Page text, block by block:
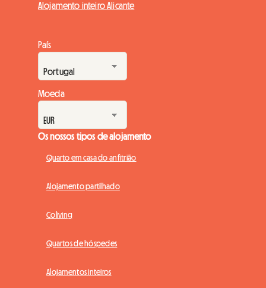
Alojamento inteiro Alicante
País
Moeda
Os nossos tipos de alojamento
Quarto em casa do anfitrião
Alojamento partilhado
Coliving
Quartos de hóspedes
Alojamentos inteiros